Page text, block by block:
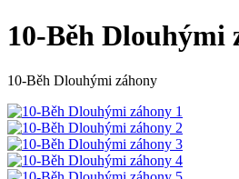
10-Běh Dlouhými
10-Běh Dlouhými záhony